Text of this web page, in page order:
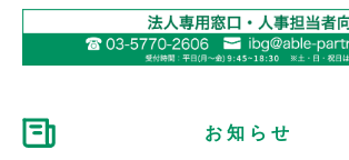
お知らせ